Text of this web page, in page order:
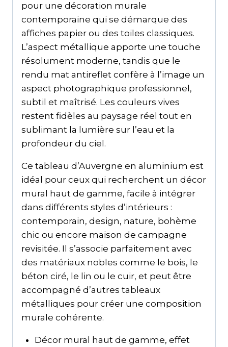
pour une décoration murale
contemporaine qui se démarque des
affiches papier ou des toiles classiques.
L’aspect métallique apporte une touche
résolument moderne, tandis que le
rendu mat antireflet confère à l’image un
aspect photographique professionnel,
subtil et maîtrisé. Les couleurs vives
restent fidèles au paysage réel tout en
sublimant la lumière sur l’eau et la
profondeur du ciel.
Ce tableau d’Auvergne en aluminium est
idéal pour ceux qui recherchent un décor
mural haut de gamme, facile à intégrer
dans différents styles d’intérieurs :
contemporain, design, nature, bohème
chic ou encore maison de campagne
revisitée. Il s’associe parfaitement avec
des matériaux nobles comme le bois, le
béton ciré, le lin ou le cuir, et peut être
accompagné d’autres tableaux
métalliques pour créer une composition
murale cohérente.
Décor mural haut de gamme, effet